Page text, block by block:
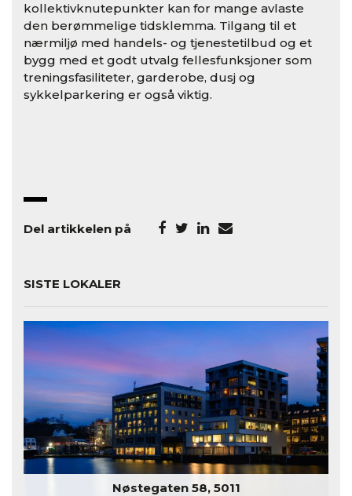
kollektivknutepunkter kan for mange avlaste
den berømmelige tidsklemma. Tilgang til et
nærmiljø med handels- og tjenestetilbud og et
bygg med et godt utvalg fellesfunksjoner som
treningsfasiliteter, garderobe, dusj og
sykkelparkering er også viktig.
Del artikkelen på
SISTE LOKALER
Nøstegaten 58, 5011